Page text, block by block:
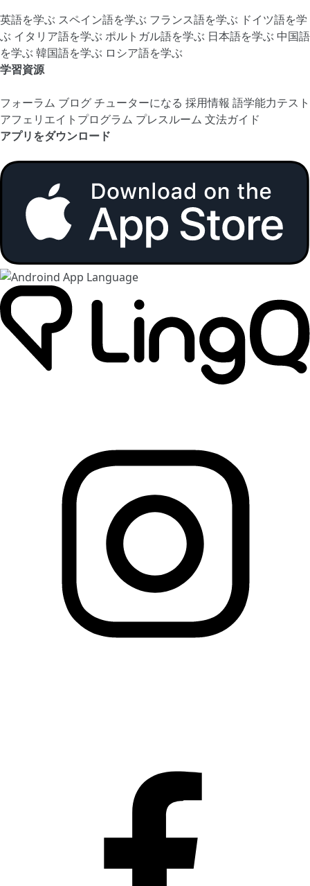
英語を学ぶ スペイン語を学ぶ フランス語を学ぶ ドイツ語を学
ぶ イタリア語を学ぶ ポルトガル語を学ぶ 日本語を学ぶ 中国語
を学ぶ 韓国語を学ぶ ロシア語を学ぶ
学習資源
フォーラム ブログチューターになる 採用情報 語学能力テスト
アフェリエイトプログラム プレスルーム 文法ガイド
アプリをダウンロード